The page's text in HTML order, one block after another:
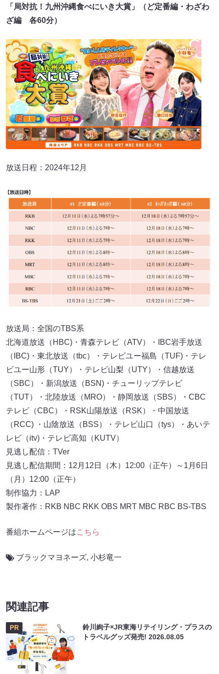
「局対抗！九州沖縄食べにいき大賞」（ど定番編・わざわ
ざ編 各60分）
放送日程：2024年12月
放送局：全国のTBS系
北海道放送（HBC)・青森テレビ（ATV）・IBC岩手放送
（IBC)・東北放送（tbc）・テレビユー福島（TUF)・テレ
ビユー山形（TUY）・テレビ山梨（UTY）・信越放送
（SBC）・新潟放送（BSN)・チューリップテレビ
（TUT）・北陸放送（MRO）・静岡放送（SBS）・CBC
テレビ（CBC）・RSK山陽放送（RSK）・中国放送
（RCC) ・山陰放送（BSS）・テレビ山口（tys）・あいテ
レビ（itv)・テレビ高知（KUTV）
見逃し配信：TVer
見逃し配信期間：12月12日（木）12:00（正午）～1月6日
（月）12:00（正午）
制作協力：LAP
製作著作：RKB NBC RKK OBS MRT MBC RBC BS-TBS
番組ホームページはこちら
ブラックマヨネーズ, 小杉竜一
関連記事
PR
鈴川絢子×JR東海リテイリング・プラスの
トラベルグッズ発売!2026.08.05